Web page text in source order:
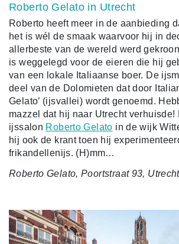
Roberto Gelato in Utrecht
Roberto heeft meer in de aanbieding
het is wél de smaak waarvoor hij in
allerbeste van de wereld werd
is weggelegd voor de eieren die hij
van een lokale Italiaanse boer. De
deel van de Dolomieten dat door
Gelato’ (ijsvallei) wordt genoemd.
mazzel dat hij naar Utrecht verhuisde!
ijssalon Roberto Gelato in de wijk
hij ook de krant toen hij
frikandellenijs. (H)mm…
Roberto Gelato, Poortstraat 93, Utrecht